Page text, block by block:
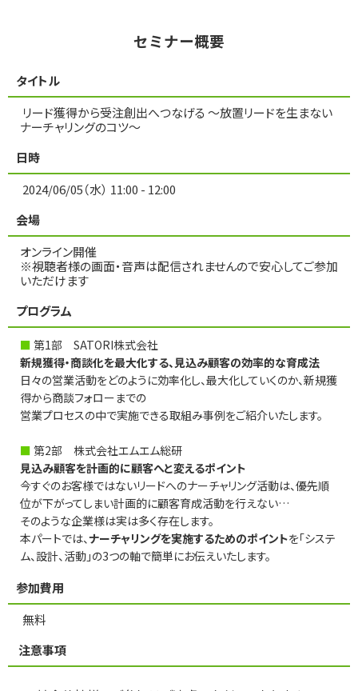
セミナー概要
タイトル
リード獲得から受注創出へつなげる ～放置リードを生まない
ナーチャリングのコツ～
日時
2024/06/05（水） 11:00 - 12:00
会場
オンライン開催
※視聴者様の画面・音声は配信されませんので安心してご参加
いただけます
プログラム
■ 第1部 SATORI株式会社
新規獲得・商談化を最大化する、見込み顧客の効率的な育成法
日々の営業活動をどのように効率化し、最大化していくのか、新規獲
得から商談フォローまでの
営業プロセスの中で実施できる取組み事例をご紹介いたします。
■ 第2部 株式会社エムエム総研
見込み顧客を計画的に顧客へと変えるポイント
今すぐのお客様ではないリードへのナーチャリング活動は、優先順
位が下がってしまい計画的に顧客育成活動を行えない…
そのような企業様は実は多く存在します。
本パートでは、ナーチャリングを実施するためのポイントを「システ
ム、設計、活動」の3つの軸で簡単にお伝えいたします。
参加費用
無料
注意事項